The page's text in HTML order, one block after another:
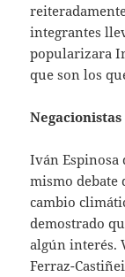
integrantes
popularizara
que son los
Iván Espinosa
mismo debate
cambio
demostrado
algún interés.
Ferraz-